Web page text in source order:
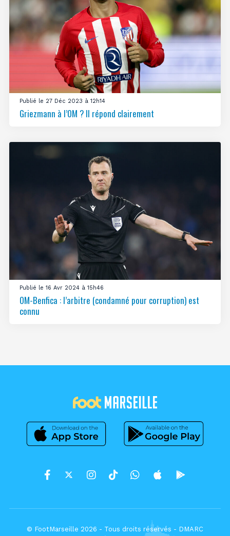
Publié le 27 Déc 2023 à 12h14
Griezmann à l’OM ? Il répond clairement
Publié le 16 Avr 2024 à 15h46
OM-Benfica : l’arbitre (condamné pour corruption) est
connu
© FootMarseille 2026 - Tous droits réservés - DMARC